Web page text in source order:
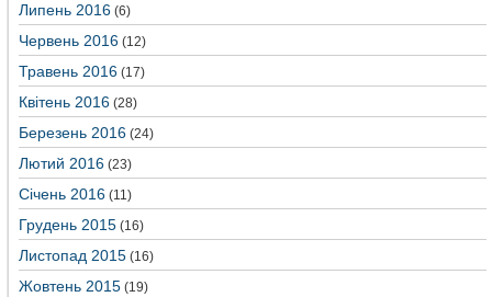
Липень 2016 (6)
Червень 2016 (12)
Травень 2016 (17)
Квітень 2016 (28)
Березень 2016 (24)
Лютий 2016 (23)
Січень 2016 (11)
Грудень 2015 (16)
Листопад 2015 (16)
Жовтень 2015 (19)